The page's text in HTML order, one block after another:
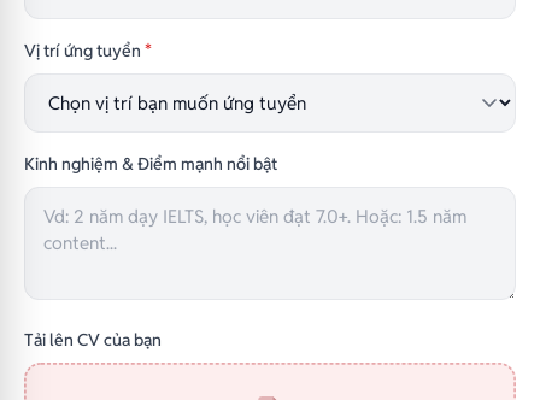
Vị trí ứng tuyển *
Kinh nghiệm & Điểm mạnh nổi bật
Tải lên CV của bạn